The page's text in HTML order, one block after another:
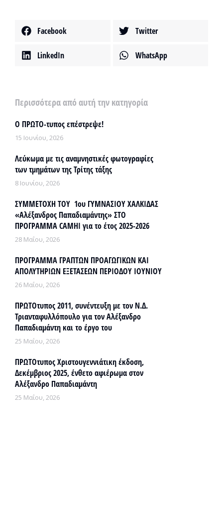
Facebook Twitter
LinkedIn WhatsApp
Περισσότερα από αυτή την κατηγορία
Ο ΠΡΩΤΟ-τυπος επέστρεψε!
15 Ιουνίου, 2026
Λεύκωμα με τις αναμνηστικές φωτογραφίες
των τμημάτων της Τρίτης τάξης
8 Ιουνίου, 2026
ΣΥΜΜΕΤΟΧΗ ΤΟΥ 1ου ΓΥΜΝΑΣΙΟΥ ΧΑΛΚΙΔΑΣ
«Αλέξανδρος Παπαδιαμάντης» ΣΤΟ
ΠΡΟΓΡΑΜΜΑ CAMHI για το έτος 2025-2026
28 Μαΐου, 2026
ΠΡΟΓΡΑΜΜΑ ΓΡΑΠΤΩΝ ΠΡΟΑΓΩΓΙΚΩΝ ΚΑΙ
ΑΠΟΛΥΤΗΡΙΩΝ ΕΞΕΤΑΣΕΩΝ ΠΕΡΙΟΔΟΥ ΙΟΥΝΙΟΥ
26 Μαΐου, 2026
ΠΡΩΤΟτυπος 2011, συνέντευξη με τον Ν.Δ.
Τριανταφυλλόπουλο για τον Αλέξανδρο
Παπαδιαμάντη και το έργο του
25 Μαΐου, 2026
ΠΡΩΤΟτυπος Χριστουγεννιάτικη έκδοση,
Δεκέμβριος 2025, ένθετο αφιέρωμα στον
Αλέξανδρο Παπαδιαμάντη
25 Μαΐου, 2026